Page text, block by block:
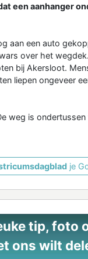
een aanhanger
aan een auto
over het
bij Akersloot.
liepen ongeveer
weg is
je
tip, foto
ons wilt